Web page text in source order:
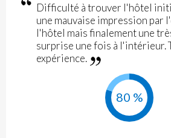
Difficulté à trouver l'hôtel
une mauvaise impression par
l'hôtel mais finalement une
surprise une fois à l'intérieur.
expérience.
80 %